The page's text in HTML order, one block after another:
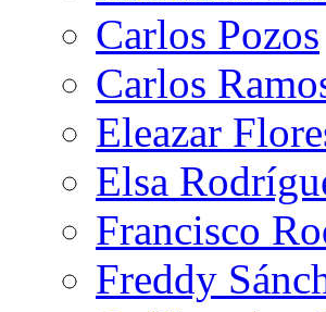
Carlos Pozos
Carlos
Eleazar
Elsa
Francisco
Freddy